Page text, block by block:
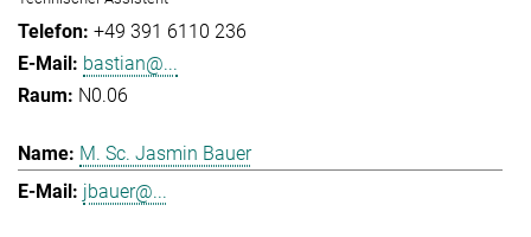
+49 391 6110 236
bastian@...
N0.06
M. Sc. Jasmin Bauer
jbauer@...